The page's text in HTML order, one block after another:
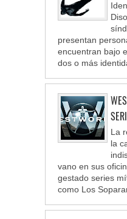
presentan
encuentran bajo
dos o más
La
la
vano en sus
gestado series
como Los